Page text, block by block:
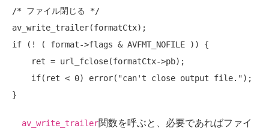
/* ファイル閉じる */
if (! ( format->flags & AVFMT_NOFILE )) {
if(ret < 0) error( "can't close output file.");
av_write_trailer関数を呼ぶと、必要であればファイ